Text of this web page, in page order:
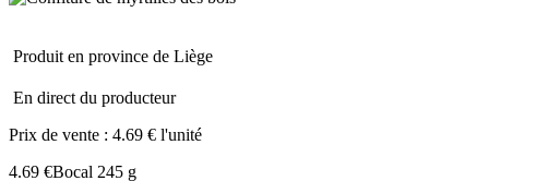
Produit en province de Liège
En direct du producteur
Prix de vente : 4.69 € l'unité
4.69 €Bocal 245 g